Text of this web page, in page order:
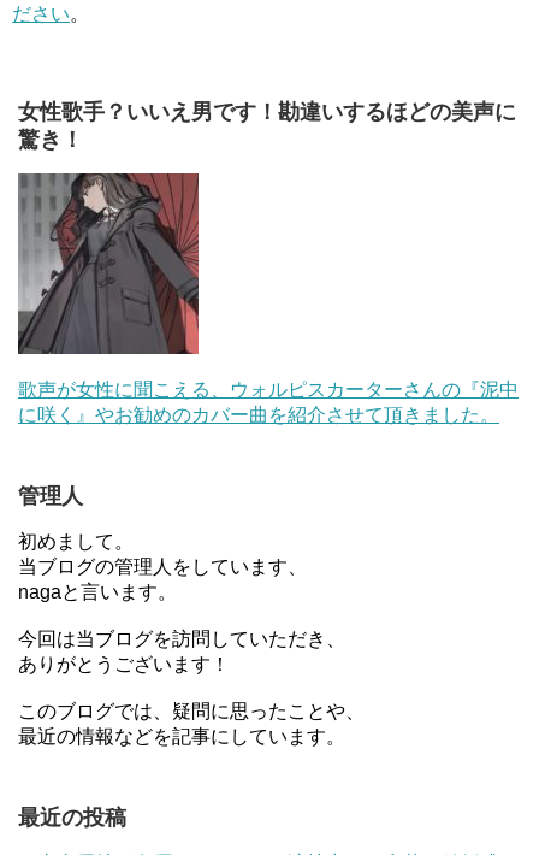
ださい。
女性歌手？いいえ男です！勘違いするほどの美声に
驚き！
歌声が女性に聞こえる、ウォルピスカーターさんの『泥中
に咲く』やお勧めのカバー曲を紹介させて頂きました。
管理人
初めまして。
当ブログの管理人をしています、
nagaと言います。
今回は当ブログを訪問していただき、
ありがとうございます！
このブログでは、疑問に思ったことや、
最近の情報などを記事にしています。
最近の投稿